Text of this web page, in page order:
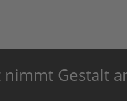
Gestalt